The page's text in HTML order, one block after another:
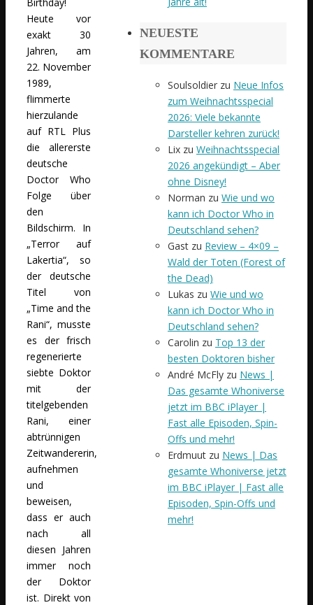
Heute vor
exakt 30
Jahren, am
22. November
1989,
flimmerte
hierzulande
auf RTL Plus
die allererste
deutsche
Doctor Who
Folge über
den
Bildschirm. In
„Terror auf
Lakertia“, so
der deutsche
Titel von
„Time and the
Rani“, musste
es der frisch
regenerierte
siebte Doktor
mit der
titelgebenden
Rani, einer
abtrünnigen
Zeitwandererin,
aufnehmen
und
beweisen,
dass er auch
nach all
diesen Jahren
immer noch
der Doktor
ist. Direkt von
NEUESTE
KOMMENTARE
Soulsoldier zu Neue Infos
zum Weihnachtsspecial
2026: Viele bekannte
Darsteller kehren zurück!
Lix zu Weihnachtsspecial
2026 angekündigt – Aber
ohne Disney!
Norman zu Wie und wo
kann ich Doctor Who in
Deutschland sehen?
Gast zu Review – 4×09 –
Wald der Toten (Forest of
the Dead)
Lukas zu Wie und wo
kann ich Doctor Who in
Deutschland sehen?
Carolin zu Top 13 der
besten Doktoren bisher
André McFly zu News |
Das gesamte Whoniverse
jetzt im BBC iPlayer |
Fast alle Episoden, Spin-
Offs und mehr!
Erdmuut zu News | Das
gesamte Whoniverse jetzt
im BBC iPlayer | Fast alle
Episoden, Spin-Offs und
mehr!